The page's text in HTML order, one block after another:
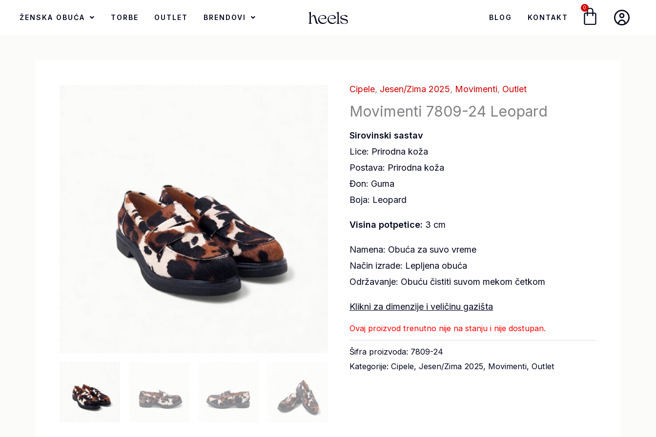
ŽENSKA OBUĆA TORBE OUTLET BRENDOVI BLOG KONTAKT
0
Cart
Cipele, Jesen/Zima 2025, Movimenti, Outlet
Movimenti 7809-24 Leopard
Sirovinski sastav
Lice: Prirodna koža
Postava: Prirodna koža
Đon: Guma
Boja: Leopard
Visina potpetice: 3 cm
Namena: Obuća za suvo vreme
Način izrade: Lepljena obuća
Održavanje: Obuću čistiti suvom mekom četkom
Klikni za dimenzije i veličinu gazišta
Ovaj proizvod trenutno nije na stanju i nije dostupan.
Šifra proizvoda: 7809-24
Kategorije: Cipele, Jesen/Zima 2025, Movimenti, Outlet